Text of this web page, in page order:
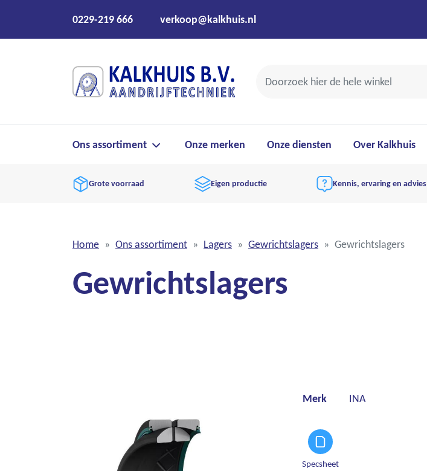
0229-219 666 verkoop@kalkhuis.nl
Ons assortiment Onze merken Onze diensten Over Kalkhuis
Grote voorraad Eigen productie Kennis, ervaring en advies
Home Ons assortiment Lagers Gewrichtslagers Gewrichtslagers
Gewrichtslagers
Merk INA
Specsheet